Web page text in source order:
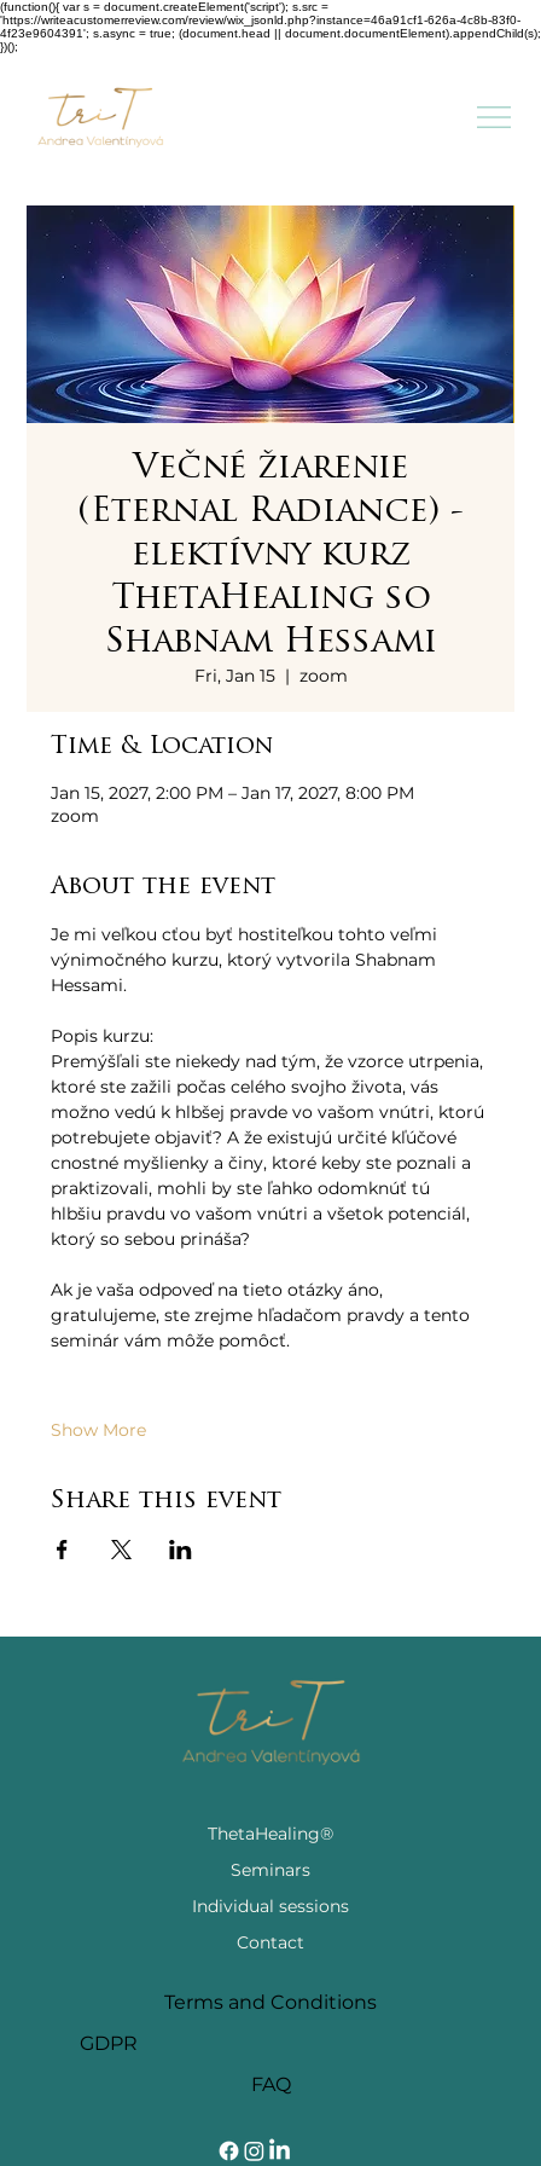
(function(){ var s = document.createElement('script'); s.src =
'https://writeacustomerreview.com/review/wix_jsonld.php?instance=46a91cf1-626a-4c8b-83f0-
4f23e9604391'; s.async = true; (document.head || document.documentElement).appendChild(s);
})();
Večné žiarenie
(Eternal Radiance) -
elektívny kurz
ThetaHealing so
Shabnam Hessami
Fri, Jan 15
  |
zoom
Time & Location
Jan 15, 2027, 2:00 PM – Jan 17, 2027, 8:00 PM
zoom
About the event
Je mi veľkou cťou byť hostiteľkou tohto veľmi
výnimočného kurzu, ktorý vytvorila Shabnam
Hessami.
Popis kurzu:
Premýšľali ste niekedy nad tým, že vzorce utrpenia,
ktoré ste zažili počas celého svojho života, vás
možno vedú k hlbšej pravde vo vašom vnútri, ktorú
potrebujete objaviť? A že existujú určité kľúčové
cnostné myšlienky a činy, ktoré keby ste poznali a
praktizovali, mohli by ste ľahko odomknúť tú
hlbšiu pravdu vo vašom vnútri a všetok potenciál,
ktorý so sebou prináša?
Ak je vaša odpoveď na tieto otázky áno,
gratulujeme, ste zrejme hľadačom pravdy a tento
seminár vám môže pomôcť.
Show More
Share this event
ThetaHealing®
Seminars
Individual sessions
Contact
Terms and Conditions
GDPR
FAQ